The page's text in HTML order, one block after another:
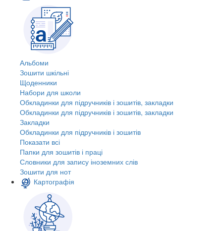
Альбоми
Зошити шкільні
Щоденники
Набори для школи
Обкладинки для підручників і зошитів, закладки
Обкладинки для підручників і зошитів, закладки
Закладки
Обкладинки для підручників і зошитів
Показати всі
Папки для зошитів і праці
Словники для запису іноземних слів
Зошити для нот
Картографія